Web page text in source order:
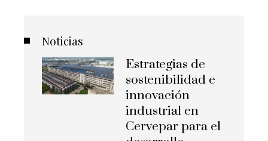
Noticias
Estrategias de
sostenibilidad e
innovación
industrial en
Cervepar para el